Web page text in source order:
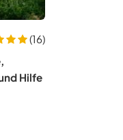
(16)
Hilfe